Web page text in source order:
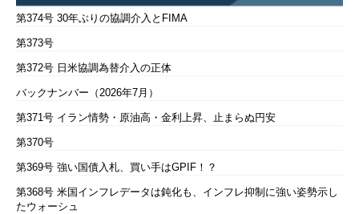
第374号 30年ぶりの協調介入とFIMA
第373号
第372号 日米協調為替介入の正体
バックナンバー（2026年7月）
第371号 イラン情勢・原油高・金利上昇、止まらぬ円安
第370号
第369号 強い国債入札、買い手はGPIF！？
第368号 米国インフレデータは鈍化も、インフレ抑制に強い姿勢示し
たウォーシュ